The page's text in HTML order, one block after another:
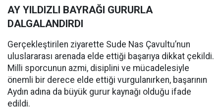
AY YILDIZLI BAYRAĞI GURURLA
DALGALANDIRDI
Gerçekleştirilen ziyarette Sude Nas Çavultu’nun
uluslararası arenada elde ettiği başarıya dikkat çekildi.
Milli sporcunun azmi, disiplini ve mücadelesiyle
önemli bir derece elde ettiği vurgulanırken, başarının
Aydın adına da büyük gurur kaynağı olduğu ifade
edildi.